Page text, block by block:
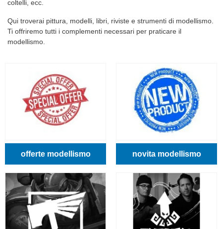
coltelli, ecc.
Qui troverai pittura, modelli, libri, riviste e strumenti di modellismo.
Ti offriremo tutti i complementi necessari per praticare il
modellismo.
offerte modellismo novita modellismo